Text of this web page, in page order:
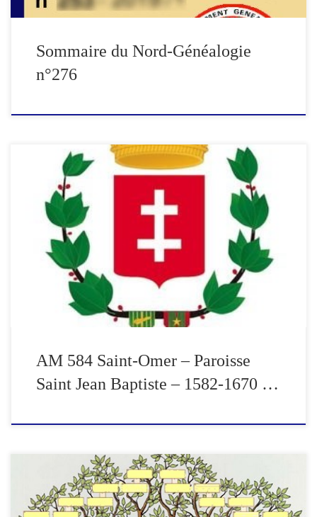
Sommaire du Nord-Généalogie
n°276
Saint-Omer – Paroisse Saint Jean Baptiste - 1582-1670 – BMS par
le docteur Philippe DERIEUX Fondée au 10ème siècle, par les
moines de l'abbaye de St Bertin, la chapelle devint une église
paroissiale en 1154, sous le patronyme de Saint Jean. En activité
jusqu'à la Révolution, l'église sert ensuite de […]
AM 584 Saint-Omer – Paroisse
Saint Jean Baptiste – 1582-1670 …